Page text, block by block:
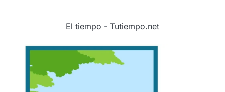
El tiempo - Tutiempo.net